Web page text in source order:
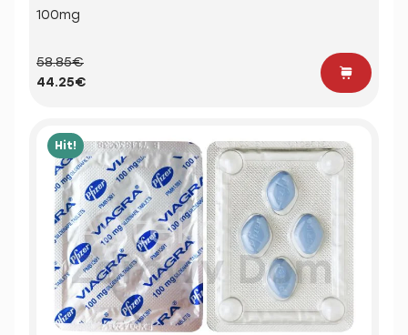
100mg
58.85€
44.25€
Hit!